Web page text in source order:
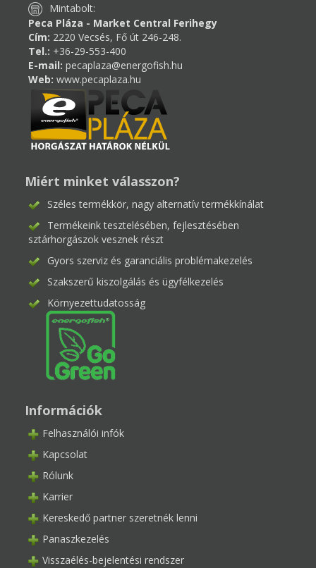
Mintabolt:
Peca Pláza - Market Central Ferihegy
Cím: 2220 Vecsés, Fő út 246-248.
Tel.: +36-29-553-400
E-mail: pecaplaza@energofish.hu
Web: www.pecaplaza.hu
Miért minket válasszon?
Széles termékkör, nagy alternatív termékkínálat
Termékeink tesztelésében, fejlesztésében
sztárhorgászok vesznek részt
Gyors szerviz és garanciális problémakezelés
Szakszerű kiszolgálás és ügyfélkezelés
Környezettudatosság
Információk
Felhasználói infók
Kapcsolat
Rólunk
Karrier
Kereskedő partner szeretnék lenni
Panaszkezelés
Visszaélés-bejelentési rendszer